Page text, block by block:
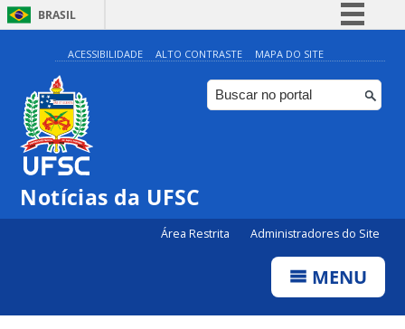
BRASIL
Simplifique!
Comunica BR
Participe
ACESSIBILIDADE ALTO CONTRASTE MAPA DO SITE
Notícias da UFSC
Área Restrita Administradores do Site
MENU